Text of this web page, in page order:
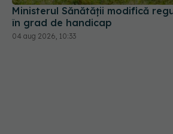
Ministerul Sănătății modifică
în grad de handicap
04 aug 2026, 10:33